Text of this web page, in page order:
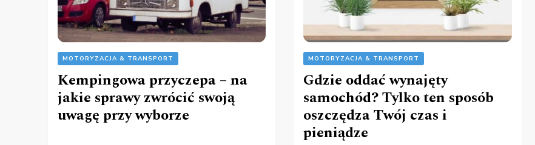
MOTORYZACJA & TRANSPORT
Kempingowa przyczepa – na
jakie sprawy zwrócić swoją
uwagę przy wyborze
MOTORYZACJA & TRANSPORT
Gdzie oddać wynajęty
samochód? Tylko ten sposób
oszczędza Twój czas i
pieniądze